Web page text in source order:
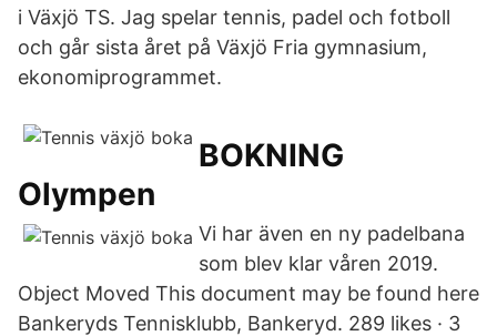
i Växjö TS. Jag spelar tennis, padel och fotboll
och går sista året på Växjö Fria gymnasium,
ekonomiprogrammet.
BOKNING
Olympen
Vi har även en ny padelbana
som blev klar våren 2019.
Object Moved This document may be found here
Bankeryds Tennisklubb, Bankeryd. 289 likes · 3